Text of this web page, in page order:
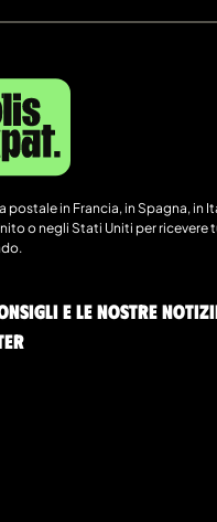
postale in Francia, in Spagna, in
o negli Stati Uniti per ricevere
e le nostre